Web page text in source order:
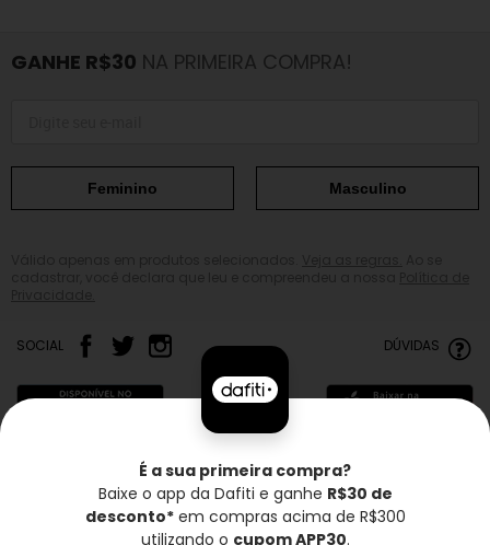
GANHE R$30 NA PRIMEIRA COMPRA!
Feminino Masculino
SOCIAL DÚVIDAS
Frete grátis* Troca grátis Entrega rápida
É a sua primeira compra?
Baixe o app da Dafiti e ganhe R$30 de
desconto*em compras acima de R$300
utilizando o cupom APP30.